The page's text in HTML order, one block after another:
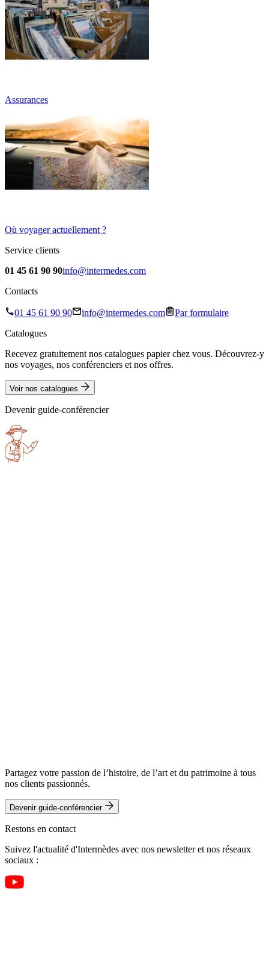
Assurances
Où voyager actuellement ?
Service clients
01 45 61 90 90info@intermedes.com
Contacts
01 45 61 90 90 info@intermedes.com
Par formulaire
Catalogues
Recevez gratuitement nos catalogues papier chez vous. Découvrez-y
nos voyages, nos conférenciers et nos offres.
Voir nos catalogues
Devenir guide-conférencier
Partagez votre passion de l’histoire, de l’art et du patrimoine à tous
nos clients passionnés.
Devenir guide-conférencier
Restons en contact
Suivez l'actualité d'Intermèdes avec nos newsletter et nos réseaux
sociaux :